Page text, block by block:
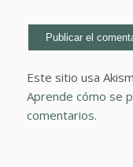
Este sitio usa
Aprende cómo se
comentarios.